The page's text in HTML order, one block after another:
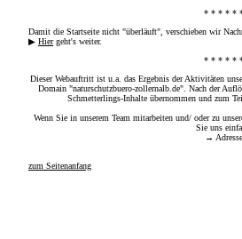
* * * * *
Damit die Startseite nicht "überläuft", verschieben wir
▶ Hiergeht's weiter.
* * * * *
Dieser Webauftritt ist u.a. das Ergebnis der Aktivitäten
Domain "naturschutzbuero-zollernalb.de". Nach der
Schmetterlings-Inhalte übernommen und zum
Wenn Sie in unserem Team mitarbeiten und/ oder zu
Sie uns
→
zum Seitenanfang